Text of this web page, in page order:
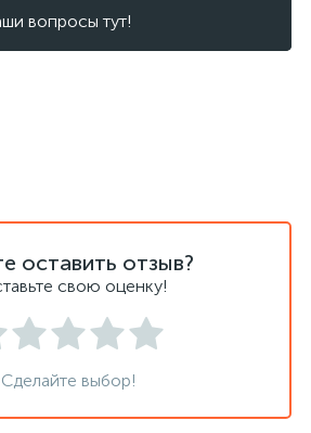
вопросы тут!
оставить отзыв?
свою оценку!
Сделайте выбор!